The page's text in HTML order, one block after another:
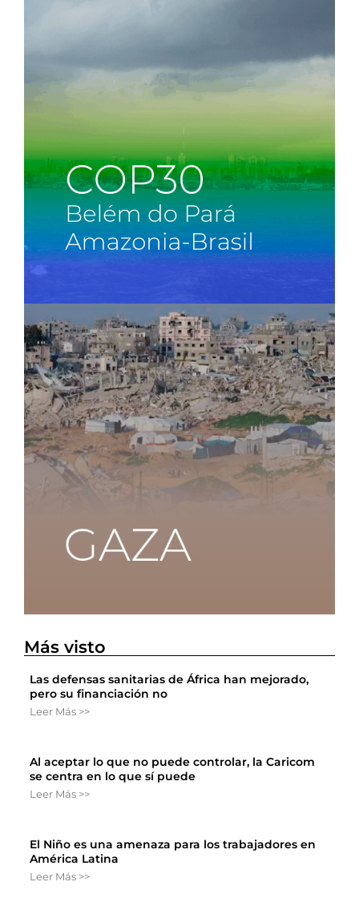
Más visto
Las defensas sanitarias de África han mejorado,
pero su financiación no
Leer Más >>
Al aceptar lo que no puede controlar, la Caricom
se centra en lo que sí puede
Leer Más >>
El Niño es una amenaza para los trabajadores en
América Latina
Leer Más >>